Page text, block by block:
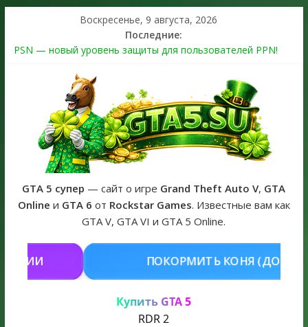
Воскресенье, 9 августа, 2026
Последние:
PSN — новый уровень защиты для пользователей PPN!
The Kortz Center Heist выйдет в GTA Online уже 14 июля
Регистрация в Rockstar Games Social Club ошибка #1.500.7:
как зарегистрировать аккаунт и войти без проблем в 2026
Получайте особые награды в GTA Online по программе
Fine Art Collector
GTA 6 официальная обложка игры и Предзаказ Grand Theft
Auto VI
GTA 5 супер — сайт о игре Grand Theft Auto V, GTA
Online и GTA 6 от Rockstar Games. Известные вам как
GTA V, GTA VI и GTA 5 Online.
КОНЯ (ДОНАТ) КУПИТЬ
Купить GTA 5
RDR 2